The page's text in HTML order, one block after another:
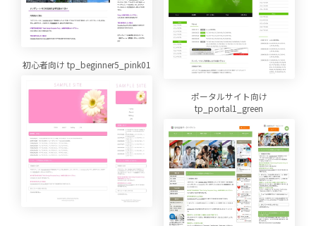
初心者向け tp_beginner5_pink01
ポータルサイト向け
tp_portal1_green